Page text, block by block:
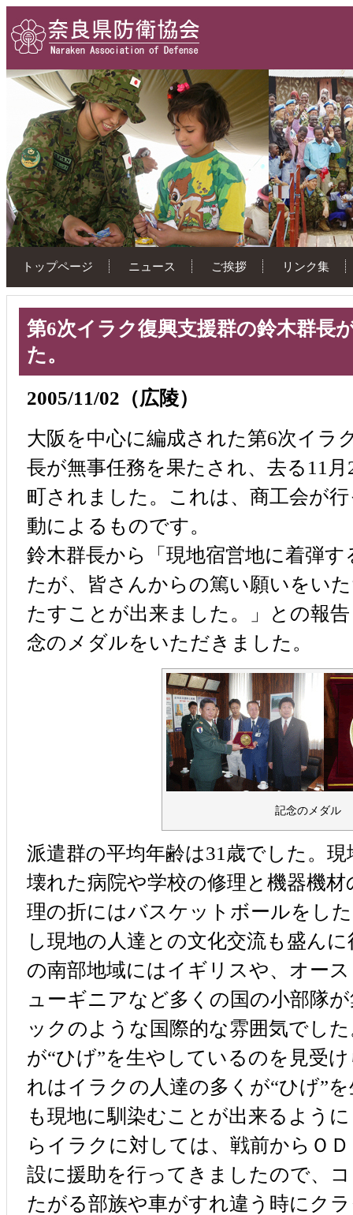
トップページ ニュース ご挨拶 リンク集
第6次イラク復興支援群の鈴木群長
た。
2005/11/02（広陵）
大阪を中心に編成された第6次イラ
長が無事任務を果たされ、去る11
町されました。これは、商工会が
動によるものです。
鈴木群長から「現地宿営地に着弾
たが、皆さんからの篤い願いをい
たすことが出来ました。」との報
念のメダルをいただきました。
記念のメダル
派遣群の平均年齢は31歳でした。
壊れた病院や学校の修理と機器機
理の折にはバスケットボールをし
し現地の人達との文化交流も盛ん
の南部地域にはイギリスや、オー
ューギニアなど多くの国の小部隊
ックのような国際的な雰囲気でし
が“ひげ”を生やしているのを見受
れはイラクの人達の多くが“ひげ”
も現地に馴染むことが出来るよう
らイラクに対しては、戦前からＯ
設に援助を行ってきましたので、
たがる部族や車がすれ違う時にク